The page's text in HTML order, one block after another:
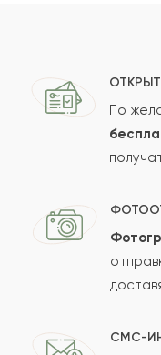
По
СМС-